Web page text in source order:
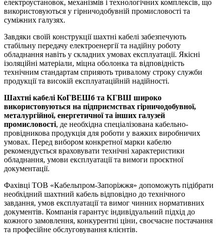
електроустановок, механізмів і технологічних комплексів, що
використовуються у гірничодобувній промисловості та
суміжних галузях.
Завдяки своїй конструкції шахтні кабелі забезпечують
стабільну передачу електроенергії та надійну роботу
обладнання навіть у складних умовах експлуатації. Якісні
ізоляційні матеріали, міцна оболонка та відповідність
технічним стандартам сприяють тривалому строку служби
продукції та високій експлуатаційній надійності.
Шахтні кабелі КоГВЕШб та КГВШ широко
використовуються на підприємствах гірничодобувної,
металургійної, енергетичної та інших галузей
промисловості, де необхідна спеціалізована кабельно-
провідникова продукція для роботи у важких виробничих
умовах. Перед вибором конкретної марки кабелю
рекомендується враховувати технічні характеристики
обладнання, умови експлуатації та вимоги проєктної
документації.
Фахівці ТОВ «Кабельпром-Запоріжжя» допоможуть підібрати
необхідний шахтний кабель відповідно до технічного
завдання, умов експлуатації та вимог чинних нормативних
документів. Компанія гарантує індивідуальний підхід до
кожного замовлення, конкурентні ціни, своєчасне постачання
та професійне обслуговування клієнтів.